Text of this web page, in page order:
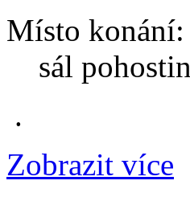
Místo konání:
sál
.
Zobrazit více